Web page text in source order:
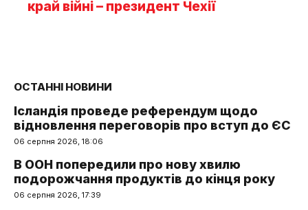
край війні – президент Чехії
ОСТАННІ НОВИНИ
Ісландія проведе референдум щодо
відновлення переговорів про вступ до ЄС
06 серпня 2026, 18:06
В ООН попередили про нову хвилю
подорожчання продуктів до кінця року
06 серпня 2026, 17:39